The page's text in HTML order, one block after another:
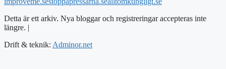
Detta är ett arkiv. Nya bloggar och registreringar accepteras inte
längre. |
Drift & teknik: Adminor.net